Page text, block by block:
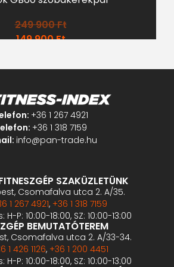
249 900Ft
149 900Ft
+36 1 267 4921
+36 1 318 7159
info@pan-trade.hu
SZAKÜZLETÜNK
Csomafalva utca 2. A/35.
1 267 4921, +36 1 318 7159
P: 10:00-18:00, SZ: 10:00-13:00
BEMUTATÓTEREM
Csomafalva utca 2. A/33-34.
1 426 1126, +36 1 200 4451
P: 10:00-18:00, SZ: 10:00-13:00